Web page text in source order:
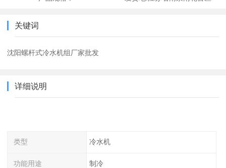
关键词
沈阳螺杆式冷水机组厂家批发
详细说明
类型 冷水机
功能用途 制冷